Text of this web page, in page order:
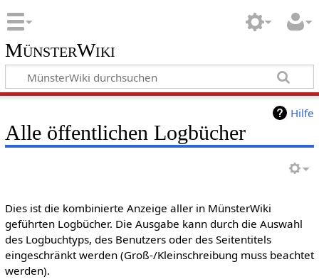
MünsterWiki
Hilfe
Alle öffentlichen Logbücher
Dies ist die kombinierte Anzeige aller in MünsterWiki
geführten Logbücher. Die Ausgabe kann durch die Auswahl
des Logbuchtyps, des Benutzers oder des Seitentitels
eingeschränkt werden (Groß-/Kleinschreibung muss beachtet
werden).